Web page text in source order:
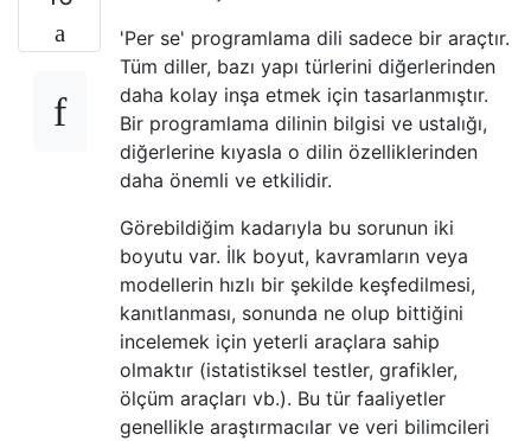
'Per se' programlama dili sadece bir araçtır.
Tüm diller, bazı yapı türlerini diğerlerinden
daha kolay inşa etmek için tasarlanmıştır.
Bir programlama dilinin bilgisi ve ustalığı,
diğerlerine kıyasla o dilin özelliklerinden
daha önemli ve etkilidir.
Görebildiğim kadarıyla bu sorunun iki
boyutu var. İlk boyut, kavramların veya
modellerin hızlı bir şekilde keşfedilmesi,
kanıtlanması, sonunda ne olup bittiğini
incelemek için yeterli araçlara sahip
olmaktır (istatistiksel testler, grafikler,
ölçüm araçları vb.). Bu tür faaliyetler
genellikle araştırmacılar ve veri bilimcileri